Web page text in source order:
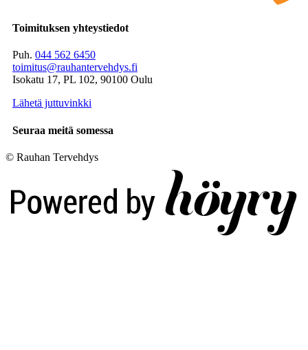
Toimituksen yhteystiedot
Puh. 044 562 6450
toimitus@rauhantervehdys.fi
Isokatu 17, PL 102, 90100 Oulu
Lähetä juttuvinkki
Seuraa meitä somessa
© Rauhan Tervehdys